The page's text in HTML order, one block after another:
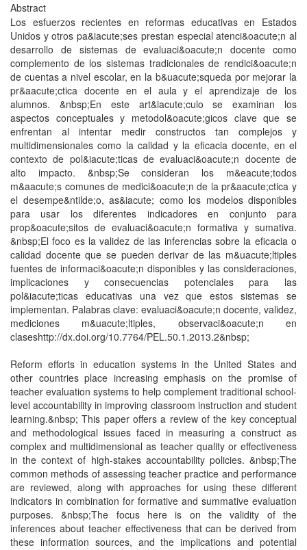
Abstract
Los esfuerzos recientes en reformas educativas en Estados
Unidos y otros pa&iacute;ses prestan especial atenci&oacute;n al
desarrollo de sistemas de evaluaci&oacute;n docente como
complemento de los sistemas tradicionales de rendici&oacute;n
de cuentas a nivel escolar, en la b&uacute;squeda por mejorar la
pr&aacute;ctica docente en el aula y el aprendizaje de los
alumnos. &nbsp;En este art&iacute;culo se examinan los
aspectos conceptuales y metodol&oacute;gicos clave que se
enfrentan al intentar medir constructos tan complejos y
multidimensionales como la calidad y la eficacia docente, en el
contexto de pol&iacute;ticas de evaluaci&oacute;n docente de
alto impacto. &nbsp;Se consideran los m&eacute;todos
m&aacute;s comunes de medici&oacute;n de la pr&aacute;ctica y
el desempe&ntilde;o, as&iacute; como los modelos disponibles
para usar los diferentes indicadores en conjunto para
prop&oacute;sitos de evaluaci&oacute;n formativa y sumativa.
&nbsp;El foco es la validez de las inferencias sobre la eficacia o
calidad docente que se pueden derivar de las m&uacute;ltiples
fuentes de informaci&oacute;n disponibles y las consideraciones,
implicaciones y consecuencias potenciales para las
pol&iacute;ticas educativas una vez que estos sistemas se
implementan. Palabras clave: evaluaci&oacute;n docente, validez,
mediciones m&uacute;ltiples, observaci&oacute;n en
claseshttp://dx.doi.org/10.7764/PEL.50.1.2013.2&nbsp;
Reform efforts in education systems in the United States and
other countries place increasing emphasis on the promise of
teacher evaluation systems to help complement traditional school-
level accountability in improving classroom instruction and student
learning.&nbsp; This paper offers a review of the key conceptual
and methodological issues faced in measuring a construct as
complex and multidimensional as teacher quality or effectiveness
in the context of high-stakes accountability policies. &nbsp;The
common methods of assessing teacher practice and performance
are reviewed, along with approaches for using these different
indicators in combination for formative and summative evaluation
purposes. &nbsp;The focus here is on the validity of the
inferences about teacher effectiveness that can be derived from
these information sources, and the implications and potential